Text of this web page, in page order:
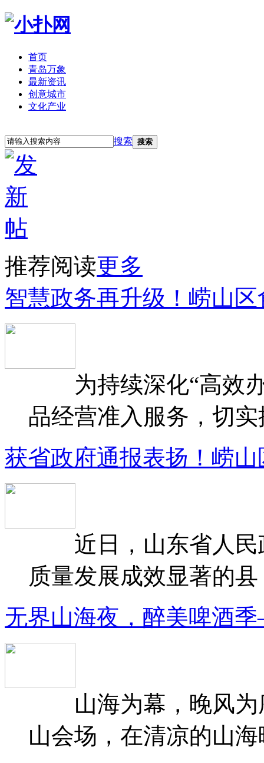
首页
青岛万象
最新资讯
创意城市
文化产业
搜索 搜索
推荐阅读更多
智慧政务再升级！崂山
为持续深化“高效办
品经营准入服务，切
获省政府通报表扬！崂
近日，山东省人民
质量发展成效显著的
无界山海夜，醉美啤酒
山海为幕，晚风为
山会场，在清凉的山